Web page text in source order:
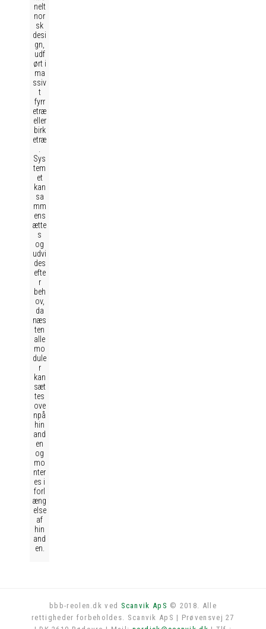
nelt
nor
sk
desi
gn,
udf
ørt i
ma
ssiv
t
fyrr
etræ
eller
birk
etræ
Sys
tem
et
kan
sa
mm
ens
ætte
s
og
udvi
des
efte
r
beh
ov,
da
næs
ten
alle
mo
dule
r
kan
sæt
tes
ove
npå
hin
and
en
og
mo
nter
es i
forl
æng
else
af
hin
and
en.
bbb-reolen.dk ved Scanvik ApS © 2018. Alle
rettigheder forbeholdes. Scanvik ApS | Prøvensvej 27